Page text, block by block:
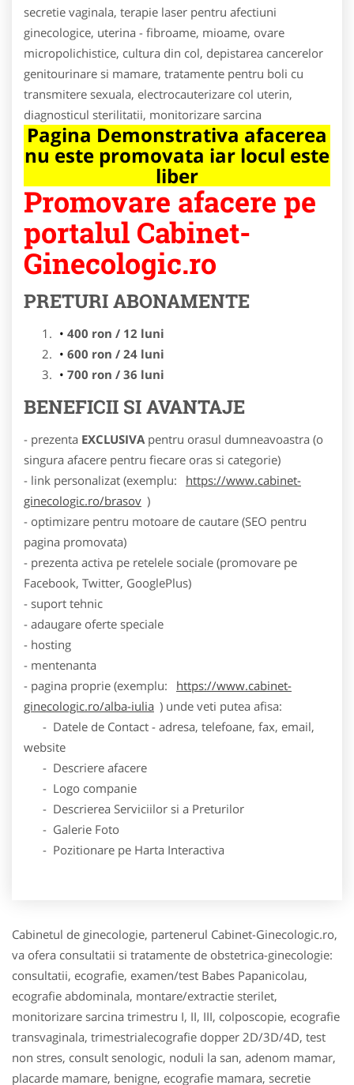
secretie vaginala, terapie laser pentru afectiuni
ginecologice, uterina - fibroame, mioame, ovare
micropolichistice, cultura din col, depistarea cancerelor
genitourinare si mamare, tratamente pentru boli cu
transmitere sexuala, electrocauterizare col uterin,
diagnosticul sterilitatii, monitorizare sarcina
Pagina Demonstrativa afacerea
nu este promovata iar locul este
liber
Promovare afacere pe
portalul Cabinet-
Ginecologic.ro
PRETURI ABONAMENTE
400 ron / 12 luni
600 ron / 24 luni
700 ron / 36 luni
BENEFICII SI AVANTAJE
- prezenta EXCLUSIVA pentru orasul dumneavoastra (o
singura afacere pentru fiecare oras si categorie)
- link personalizat (exemplu:
https://www.cabinet-
ginecologic.ro/brasov )
- optimizare pentru motoare de cautare (SEO pentru
pagina promovata)
- prezenta activa pe retelele sociale (promovare pe
Facebook, Twitter, GooglePlus)
- suport tehnic
- adaugare oferte speciale
- hosting
- mentenanta
- pagina proprie (exemplu:
https://www.cabinet-
ginecologic.ro/alba-iulia ) unde veti putea afisa:
- Datele de Contact - adresa, telefoane, fax, email,
website
- Descriere afacere
- Logo companie
- Descrierea Serviciilor si a Preturilor
- Galerie Foto
- Pozitionare pe Harta Interactiva
Cabinetul de ginecologie, partenerul Cabinet-Ginecologic.ro,
va ofera consultatii si tratamente de obstetrica-ginecologie:
consultatii, ecografie, examen/test Babes Papanicolau,
ecografie abdominala, montare/extractie sterilet,
monitorizare sarcina trimestru I, II, III, colposcopie, ecografie
transvaginala, trimestrialecografie dopper 2D/3D/4D, test
non stres, consult senologic, noduli la san, adenom mamar,
placarde mamare, benigne, ecografie mamara, secretie